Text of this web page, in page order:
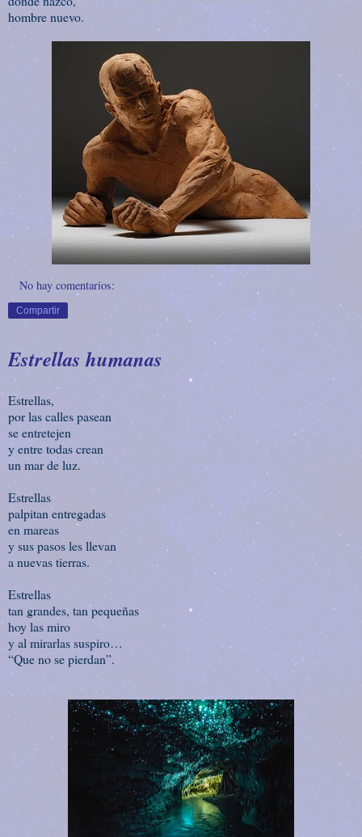
hombre nuevo.
No hay comentarios:
Compartir
Estrellas humanas
Estrellas,
por las calles pasean
se entretejen
y entre todas crean
un mar de luz.
Estrellas
palpitan entregadas
en mareas
y sus pasos les llevan
a nuevas tierras.
Estrellas
tan grandes, tan pequeñas
hoy las miro
y al mirarlas suspiro…
“Que no se pierdan”.